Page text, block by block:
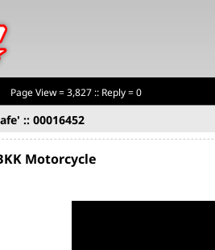
Page View = 3,827 :: Reply = 0
:: 00016452
Motorcycle